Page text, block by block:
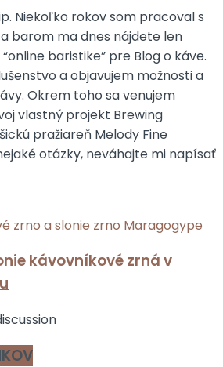
Niekoľko rokov som pracoval s
barom ma dnes nájdete len
baristike” pre Blog o káve.
a objavujem možnosti a
Okrem toho sa venujem
vlastný projekt Brewing
pražiareň Melody Fine
otázky, neváhajte mi napísať
kávovníkové zrná v